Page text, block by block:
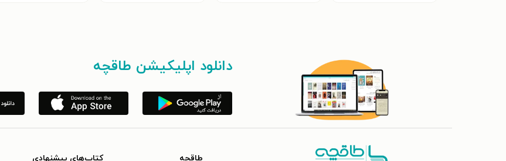
دانلود اپلیکیشن طاقچه
طاقچه
کتاب‌های پیشنهادی